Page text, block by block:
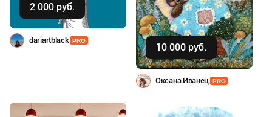
2 000 руб.
dariartblack PRO
10 000 руб.
Купить
Оксана Иванец PRO